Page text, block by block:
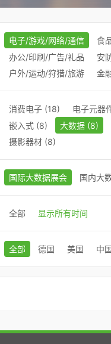
电子/游戏/网络/通信 食
办公/印刷/广告/礼品
安
户外/运动/狩猎/旅游
金
消费电子 (18) 电子元器
嵌入式 (8)
大数据 (8)
摄影器材 (8)
国际大数据展会 国内大
全部 显示所有时间
全部 德国 美国 中